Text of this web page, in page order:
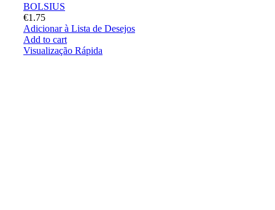
BOLSIUS
€1.75
Adicionar à Lista de Desejos
Add to cart
Visualização Rápida